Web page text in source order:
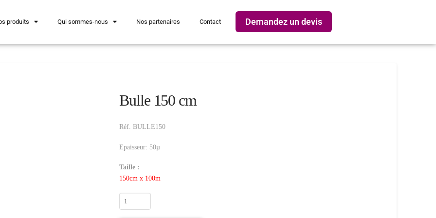
produits Qui sommes-nous Nos partenaires Contact Demandez un devis
Bulle 150 cm
Réf. BULLE150
Epaisseur: 50µ
Taille :
150cm x 100m